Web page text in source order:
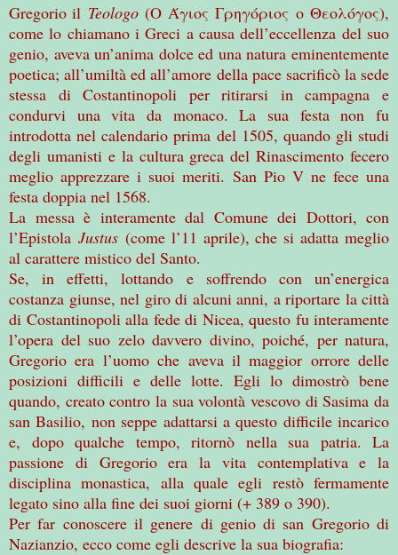
Gregorio il Teologo(Ο Άγιος Γρηγόριος ο Θεολόγος),
come lo chiamano i Greci a causa dell’eccellenza del suo
genio, aveva un’anima dolce ed una natura eminentemente
poetica; all’umiltà ed all’amore della pace sacrificò la sede
stessa di Costantinopoli per ritirarsi in campagna e
condurvi una vita da monaco. La sua festa non fu
introdotta nel calendario prima del 1505, quando gli studi
degli umanisti e la cultura greca del Rinascimento fecero
meglio apprezzare i suoi meriti. San Pio V ne fece una
festa doppia nel 1568.
La messa è interamente dal Comune dei Dottori, con
l’Epistola Justus(come l’11 aprile), che si adatta meglio
al carattere mistico del Santo.
Se, in effetti, lottando e soffrendo con un’energica
costanza giunse, nel giro di alcuni anni, a riportare la città
di Costantinopoli alla fede di Nicea, questo fu interamente
l’opera del suo zelo davvero divino, poiché, per natura,
Gregorio era l’uomo che aveva il maggior orrore delle
posizioni difficili e delle lotte. Egli lo dimostrò bene
quando, creato contro la sua volontà vescovo di Sasima da
san Basilio, non seppe adattarsi a questo difficile incarico
e, dopo qualche tempo, ritornò nella sua patria. La
passione di Gregorio era la vita contemplativa e la
disciplina monastica, alla quale egli restò fermamente
legato sino alla fine dei suoi giorni (+ 389 o 390).
Per far conoscere il genere di genio di san Gregorio di
Nazianzio, ecco come egli descrive la sua biografia: